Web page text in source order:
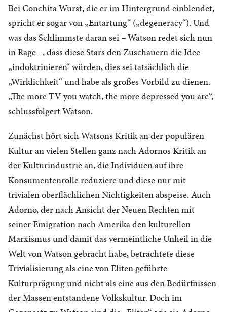
Bei Conchita Wurst, die er im Hintergrund einblendet,
spricht er sogar von „Entartung“ („degeneracy“). Und
was das Schlimmste daran sei – Watson redet sich nun
in Rage –, dass diese Stars den Zuschauern die Idee
„indoktrinieren“ würden, dies sei tatsächlich die
„Wirklichkeit“ und habe als großes Vorbild zu dienen.
„The more TV you watch, the more depressed you are“,
schlussfolgert Watson.
Zunächst hört sich Watsons Kritik an der populären
Kultur an vielen Stellen ganz nach Adornos Kritik an
der Kulturindustrie an, die Individuen auf ihre
Konsumentenrolle reduziere und diese nur mit
trivialen oberflächlichen Nichtigkeiten abspeise. Auch
Adorno, der nach Ansicht der Neuen Rechten mit
seiner Emigration nach Amerika den kulturellen
Marxismus und damit das vermeintliche Unheil in die
Welt von Watson gebracht habe, betrachtete diese
Trivialisierung als eine von Eliten geführte
Kulturprägung und nicht als eine aus den Bedürfnissen
der Massen entstandene Volkskultur. Doch im